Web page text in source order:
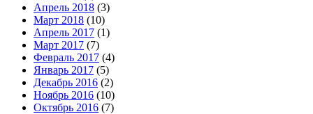
Апрель 2018 (3)
Март 2018 (10)
Апрель 2017 (1)
Март 2017 (7)
Февраль 2017 (4)
Январь 2017 (5)
Декабрь 2016 (2)
Ноябрь 2016 (10)
Октябрь 2016 (7)